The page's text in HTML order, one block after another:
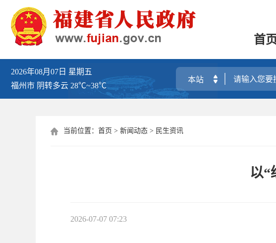
首
2026年08月07日 星期五
福州市 阴转多云 28℃~38℃
 当前位置： 首页 > 新闻动态 > 民生资讯
以“
2026-07-07 07:23